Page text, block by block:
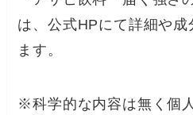
は、公式HPにて詳細や
ます。
※科学的な内容は無く個